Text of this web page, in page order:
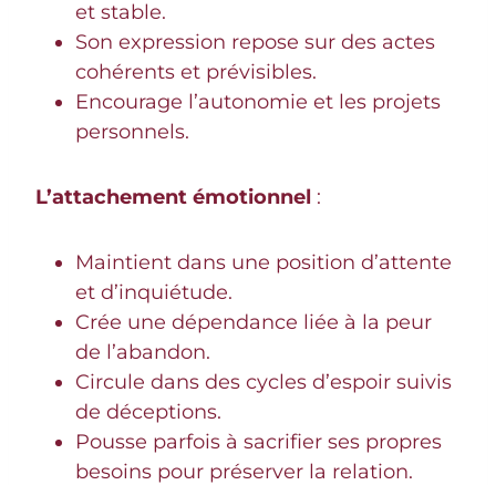
et stable.
Son expression repose sur des actes
cohérents et prévisibles.
Encourage l’autonomie et les projets
personnels.
L’attachement émotionnel :
Maintient dans une position d’attente
et d’inquiétude.
Crée une dépendance liée à la peur
de l’abandon.
Circule dans des cycles d’espoir suivis
de déceptions.
Pousse parfois à sacrifier ses propres
besoins pour préserver la relation.